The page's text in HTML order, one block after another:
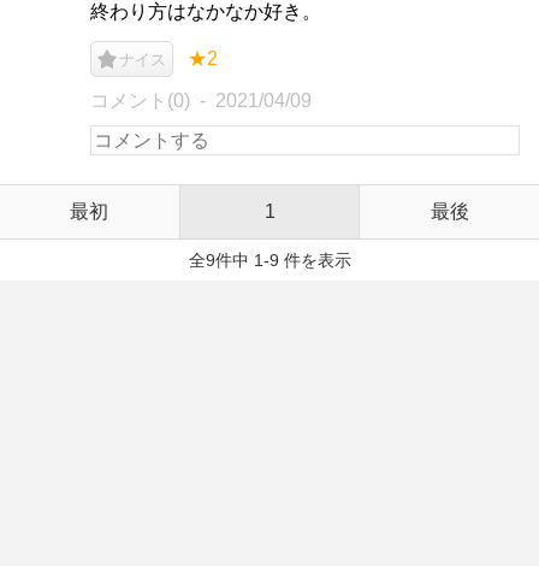
終わり方はなかなか好き。
ナイス ★2
コメント(0) 2021/04/09
最初 1 最後
全9件中 1-9 件を表示